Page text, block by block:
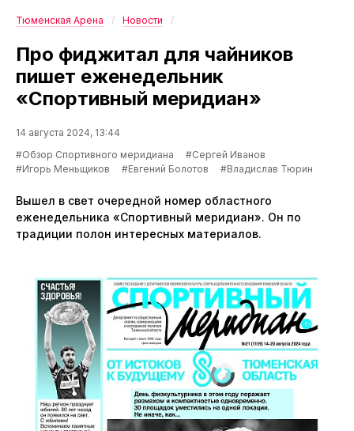
Тюменская Арена Новости
Про фиджитал для чайников
пишет еженедельник
«Спортивный меридиан»
14 августа 2024, 13:44
#Обзор Спортивного меридиана
#Сергей Иванов
#Игорь Меньщиков
#Евгений Болотов #Владислав Тюрин
Вышел в свет очередной номер областного
еженедельника «Спортивный меридиан». Он по
традиции полон интересных материалов.